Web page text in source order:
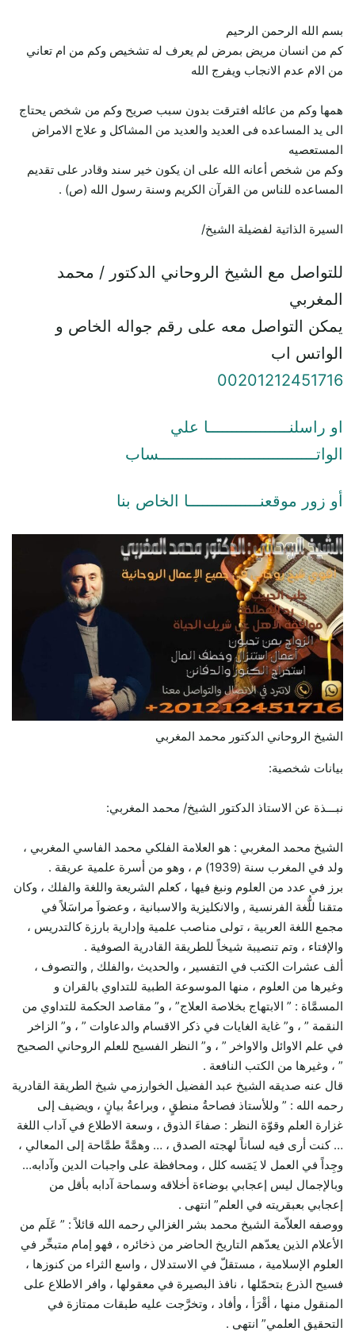
بسم الله الرحمن الرحيم
كم من انسان مريض بمرض لم يعرف له تشخيص وكم من ام تعاني
من الام عدم الانجاب ويفرج الله
همها وكم من عائله افترقت بدون سبب صريح وكم من شخص يحتاج
الى يد المساعده فى العديد والعديد من المشاكل و علاج الامراض
المستعصيه
وكم من شخص أعانه الله على ان يكون خير سند وقادر على تقديم
المساعده للناس من القرآن الكريم وسنة رسول الله (ص) .
السيرة الذاتية لفضيلة الشيخ/
للتواصل مع الشيخ الروحاني الدكتور / محمد
المغربي
يمكن التواصل معه على رقم جواله الخاص و
الواتس اب
00201212451716
او راسلنـــــــــــــــــا علي
الواتـــــــــــــــــــــــــــــــــساب
أو زور موقعنـــــــــــــــا الخاص بنا
الشيخ الروحاني الدكتور محمد المغربي
بيانات شخصية:
نبـــذة عن الاستاذ الدكتور الشيخ/ محمد المغربي:
الشيخ محمد المغربي : هو العلامة الفلكي محمد الفاسي المغربي ،
ولد في المغرب سنة (1939) م ، وهو من أسرة علمية عريقة .
برز في عدد من العلوم ونبغ فيها ، كعلم الشريعة واللغة والفلك ، وكان
متقنا للُّغة الفرنسية , والانكليزية والاسبانية ، وعضواَ مراسَلاً في
مجمع اللغة العربية ، تولى مناصب علمية وإدارية بارزة كالتدريس ،
والإفتاء ، وتم تنصيبة شيخاً للطريقة القادرية الصوفية .
ألف عشرات الكتب في التفسير ، والحديث ،والفلك , والتصوف ،
وغيرها من العلوم ، منها الموسوعة الطبية للتداوي بالقران و
المسمَّاة : ” الابتهاج بخلاصة العلاج” ، و” مقاصد الحكمة للتداوي من
النقمة ” ، و” غاية الغايات في ذكر الاقسام والدعاوات ” ، و” الزاخر
في علم الاوائل والاواخر ” ، و” النظر الفسيح للعلم الروحاني الصحيح
” ، وغيرها من الكتب النافعة .
قال عنه صديقه الشيخ عبد الفضيل الخوارزمي شيخ الطريقة القادرية
رحمه الله : ” وللأستاذ فصاحةُ منطقٍ ، وبراعةُ بيانٍ ، ويضيف إلى
غزارة العلم وقوّة النظر : صفاءَ الذوق ، وسعة الاطلاع في آداب اللغة
… كنت أرى فيه لساناً لهجته الصدق ، … وهمَّةً طمَّاحة إلى المعالي ،
وجِداً في العمل لا يَمَسه كلل ، ومحافظة على واجبات الدين وآدابه…
وبالإجمال ليس إعجابي بوضاءة أخلاقه وسماحة آدابه بأقل من
إعجابي بعبقريته في العلم” انتهى .
ووصفه العلاّمة الشيخ محمد بشر الغزالي رحمه الله قائلاً : ” عَلَم من
الأعلام الذين يعدّهم التاريخ الحاضر من ذخائره ، فهو إمام متبحِّر في
العلوم الإسلامية ، مستقلّ في الاستدلال ، واسع الثراء من كنوزها ،
فسيح الذرع بتحمّلها ، نافذ البصيرة في معقولها ، وافر الاطلاع على
المنقول منها ، أقْرَأ ، وأفاد ، وتخرَّجت عليه طبقات ممتازة في
التحقيق العلمي” انتهى .